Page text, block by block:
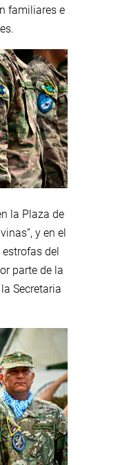
familiares e
la Plaza de
y en el
del
parte de la
Secretaria